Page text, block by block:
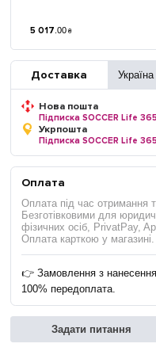
5 017 00 ₴
Доставка Україна
Нова пошта
Підписка SOCCER Life
Укрпошта
Підписка SOCCER Life
Оплата
Оплата під час отримання
Безготівковими для
фізичних осіб, PrivatPay,
Оплата карткою у магазині.
👉 Замовлення з
100% передоплата.
Задати питання